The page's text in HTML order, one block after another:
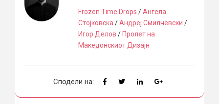
Frozen Time Drops /Ангела
Стојковска /Андреј Смилчевски /
Игор Делов / Пролет на
Македонскиот Дизајн
Сподели на: